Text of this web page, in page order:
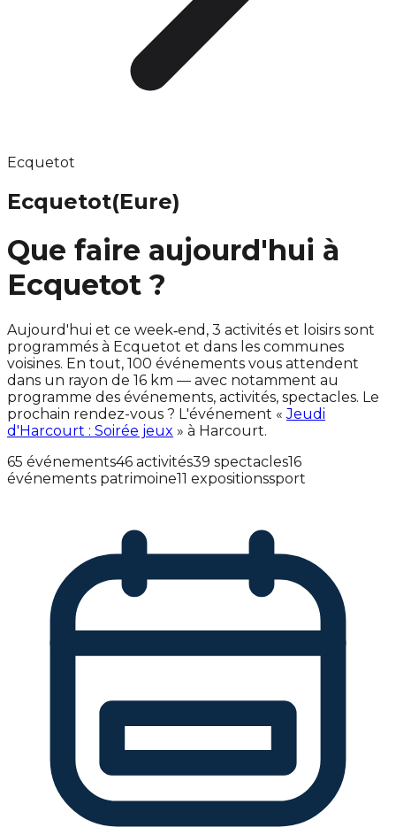
Ecquetot
Ecquetot(Eure)
Que faire aujourd'hui à
Ecquetot ?
Aujourd'hui et ce week‑end, 3 activités et loisirs sont
programmés à Ecquetot et dans les communes
voisines. En tout, 100 événements vous attendent
dans un rayon de 16 km — avec notamment au
programme des événements, activités, spectacles. Le
prochain rendez-vous ? L'événement «Jeudi
d'Harcourt : Soirée jeux » à Harcourt.
65 événements46 activités39 spectacles16
événements patrimoine11 expositionssport